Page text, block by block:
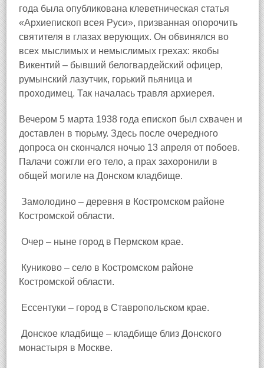
года была опубликована клеветническая статья
«Архиепископ всея Руси», призванная опорочить
святителя в глазах верующих. Он обвинялся во
всех мыслимых и немыслимых грехах: якобы
Викентий – бывший белогвардейский офицер,
румынский лазутчик, горький пьяница и
проходимец. Так началась травля архиерея.
Вечером 5 марта 1938 года епископ был схвачен и
доставлен в тюрьму. Здесь после очередного
допроса он скончался ночью 13 апреля от побоев.
Палачи сожгли его тело, а прах захоронили в
общей могиле на Донском кладбище.
Замолодино – деревня в Костромском районе
Костромской области.
Очер – ныне город в Пермском крае.
Куниково – село в Костромском районе
Костромской области.
Ессентуки – город в Ставропольском крае.
Донское кладбище – кладбище близ Донского
монастыря в Москве.